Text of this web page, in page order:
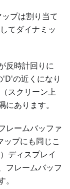
プは割り当て
てダイナミッ
反時計回りに
の近くになり
スクリーン上
あります。
レームバッファ
ップにも同じこ
ディスプレイ
フレームバッフ